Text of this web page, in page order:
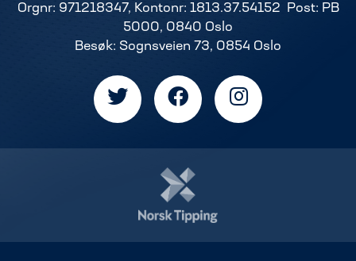
Orgnr: 971218347, Kontonr: 1813.37.54152 Post: PB
5000, 0840 Oslo
Besøk: Sognsveien 73, 0854 Oslo